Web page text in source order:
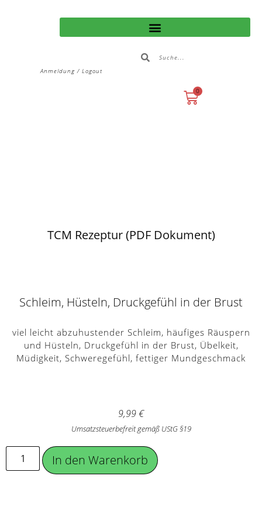
Anmeldung / Logout
0
TCM Rezeptur (PDF Dokument)
Schleim, Hüsteln, Druckgefühl in der Brust
viel leicht abzuhustender Schleim, häufiges Räuspern
und Hüsteln, Druckgefühl in der Brust, Übelkeit,
Müdigkeit, Schweregefühl, fettiger Mundgeschmack
9,99€
Umsatzsteuerbefreit gemäß UStG §19
In den Warenkorb